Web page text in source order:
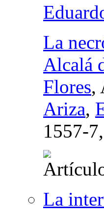
La
Alcalá
Flores,
Ariza,
1557-7,
La